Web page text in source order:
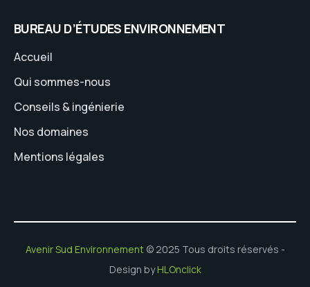
BUREAU D’ÉTUDES ENVIRONNEMENT
Accueil
Qui sommes-nous
Conseils & ingénierie
Nos domaines
Mentions légales
Avenir Sud Environnement© 2025 Tous droits réservés -
Design byHLOnclick